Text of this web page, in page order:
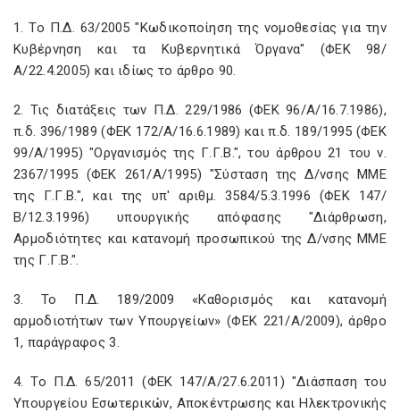
1. Το Π.Δ. 63/2005 "Κωδικοποίηση της νομοθεσίας για την
Κυβέρνηση και τα Κυβερνητικά Όργανα" (ΦΕΚ 98/
Α/22.4.2005) και ιδίως το άρθρο 90.
2. Τις διατάξεις των Π.Δ. 229/1986 (ΦΕΚ 96/Α/16.7.1986),
π.δ. 396/1989 (ΦΕΚ 172/Α/16.6.1989) και π.δ. 189/1995 (ΦΕΚ
99/Α/1995) "Οργανισμός της Γ.Γ.Β.", του άρθρου 21 του ν.
2367/1995 (ΦΕΚ 261/Α/1995) "Σύσταση της Δ/νσης ΜΜΕ
της Γ.Γ.Β.", και της υπ' αριθμ. 3584/5.3.1996 (ΦΕΚ 147/
Β/12.3.1996) υπουργικής απόφασης "Διάρθρωση,
Αρμοδιότητες και κατανομή προσωπικού της Δ/νσης ΜΜΕ
της Γ.Γ.Β.".
3. Το Π.Δ. 189/2009 «Καθορισμός και κατανομή
αρμοδιοτήτων των Υπουργείων» (ΦΕΚ 221/Α/2009), άρθρο
1, παράγραφος 3.
4. Το Π.Δ. 65/2011 (ΦΕΚ 147/Α/27.6.2011) "Διάσπαση του
Υπουργείου Εσωτερικών, Αποκέντρωσης και Ηλεκτρονικής